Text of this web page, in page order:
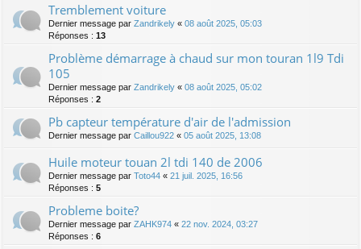
Tremblement voiture
Dernier message par Zandrikely « 08 août 2025, 05:03
Réponses : 13
Problème démarrage à chaud sur mon touran 1l9 Tdi
105
Dernier message par Zandrikely « 08 août 2025, 05:02
Réponses : 2
Pb capteur température d'air de l'admission
Dernier message par Caillou922 « 05 août 2025, 13:08
Huile moteur touan 2l tdi 140 de 2006
Dernier message par Toto44 « 21 juil. 2025, 16:56
Réponses : 5
Probleme boite?
Dernier message par ZAHK974 « 22 nov. 2024, 03:27
Réponses : 6